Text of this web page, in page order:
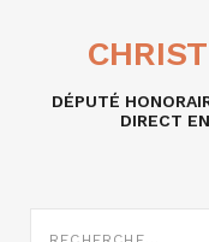
DÉPUTÉ
DIRECT
SUR